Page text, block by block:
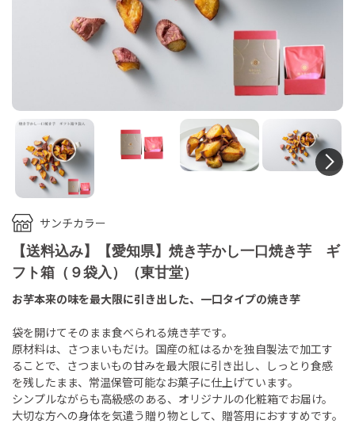
サンチカラー
【送料込み】【愛知県】焼き芋かし一口焼き芋 ギ
フト箱（９袋入）（東甘堂）
お芋本来の味を最大限に引き出した、一口タイプの焼き芋
袋を開けてそのまま食べられる焼き芋です。
原材料は、さつまいもだけ。国産の紅はるかを独自製法で加工す
ることで、さつまいもの甘みを最大限に引き出し、しっとり食感
を残したまま、常温保管可能なお菓子に仕上げています。
シンプルながらも高級感のある、オリジナルの化粧箱でお届け。
大切な方への身体を気遣う贈り物として、贈答用におすすめです。